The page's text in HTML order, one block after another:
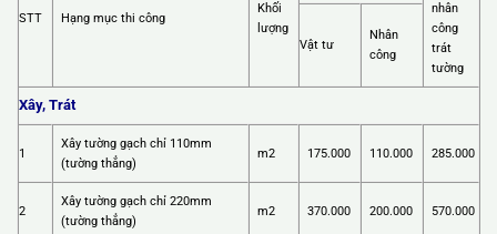
STT Hạng mục thi công
Khối
lượng
nhân
công
trát
tường
Vật tư
Nhân
công
Xây, Trát
1
Xây tường gạch chỉ 110mm
(tường thẳng)
m2 175.000 110.000 285.000
2
Xây tường gạch chỉ 220mm
(tường thẳng)
m2 370.000 200.000 570.000